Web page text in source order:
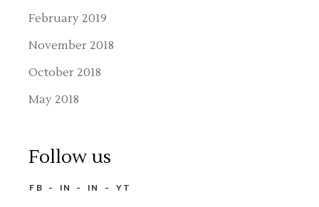
February 2019
November 2018
October 2018
May 2018
Follow us
FB IN IN YT